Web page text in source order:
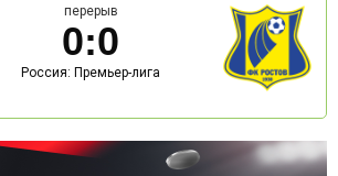
перерыв
0:0
Россия: Премьер-лига